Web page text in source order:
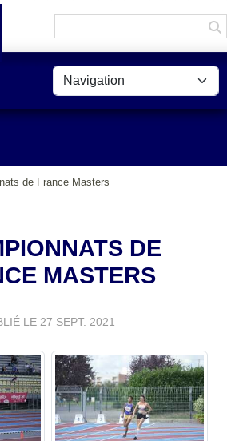
de France Masters
DE
MASTERS
LE 27 SEPT. 2021
cookies